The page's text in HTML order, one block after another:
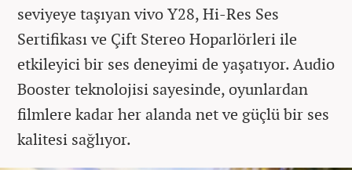
seviyeye taşıyan vivo Y28, Hi-Res Ses
Sertifikası ve Çift Stereo Hoparlörleri ile
etkileyici bir ses deneyimi de yaşatıyor. Audio
Booster teknolojisi sayesinde, oyunlardan
filmlere kadar her alanda net ve güçlü bir ses
kalitesi sağlıyor.